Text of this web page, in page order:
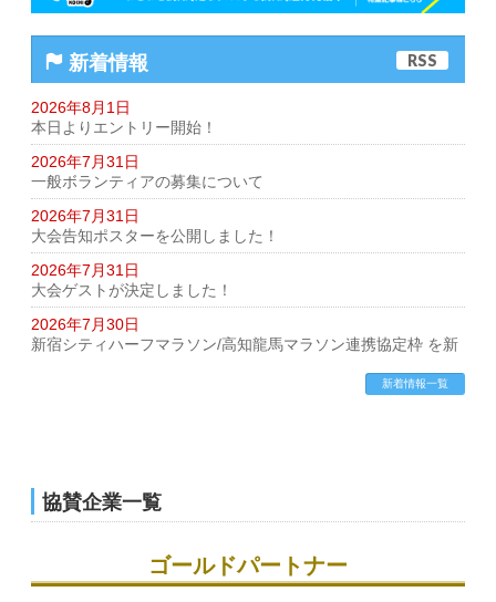
English
新着情報 RSS
2026年8月1日
本日よりエントリー開始！
2026年7月31日
一般ボランティアの募集について
2026年7月31日
大会告知ポスターを公開しました！
2026年7月31日
大会ゲストが決定しました！
2026年7月30日
新宿シティハーフマラソン/高知龍馬マラソン連携協定枠 を新
まで＞
2026年6月29日
2026年6月1日
新着情報一覧
協賛企業一覧
ゴールドパートナー